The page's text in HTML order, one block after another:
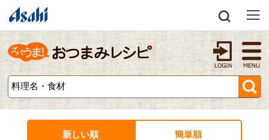
新しい順 簡単順